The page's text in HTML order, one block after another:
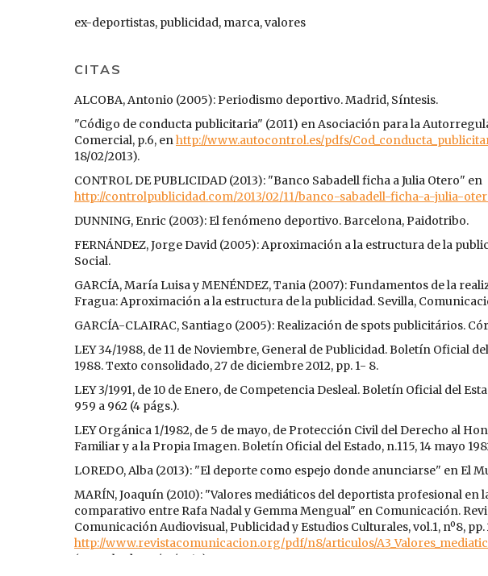
ex-deportistas, publicidad, marca, valores
CITAS
ALCOBA, Antonio (2005): Periodismo deportivo. Madrid, Síntesis.
"Código de conducta publicitaria" (2011) en Asociación para la
Comercial, p.6, enhttp://www.autocontrol.es/pdfs/
18/02/2013).
CONTROL DE PUBLICIDAD (2013): "Banco Sabadell ficha a Julia Otero" en
http://controlpublicidad.com/2013/02/11/banco-sabadell-ficha-a-julia-
DUNNING, Enric (2003): El fenómeno deportivo. Barcelona, Paidotribo.
FERNÁNDEZ, Jorge David (2005): Aproximación a la estructura de la
Social.
GARCÍA, María Luisa y MENÉNDEZ, Tania (2007): Fundamentos de la
Fragua: Aproximación a la estructura de la publicidad. Sevilla,
GARCÍA-CLAIRAC, Santiago (2005): Realización de spots publicitários.
LEY 34/1988, de 11 de Noviembre, General de Publicidad. Boletín Oficial
1988. Texto consolidado, 27 de diciembre 2012, pp. 1- 8.
LEY 3/1991, de 10 de Enero, de Competencia Desleal. Boletín Oficial del
959 a 962 (4 págs.).
LEY Orgánica 1/1982, de 5 de mayo, de Protección Civil del Derecho al
Familiar y a la Propia Imagen. Boletín Oficial del Estado, n.115, 14 mayo
LOREDO, Alba (2013): "El deporte como espejo donde anunciarse" en El
MARÍN, Joaquín (2010): "Valores mediáticos del deportista profesional en
comparativo entre Rafa Nadal y Gemma Mengual" en Comunicación.
Comunicación Audiovisual, Publicidad y Estudios Culturales, vol.1, nº8, pp.
http://www.revistacomunicacion.org/pdf/n8/articulos/
(consultado: 07/03/2013).